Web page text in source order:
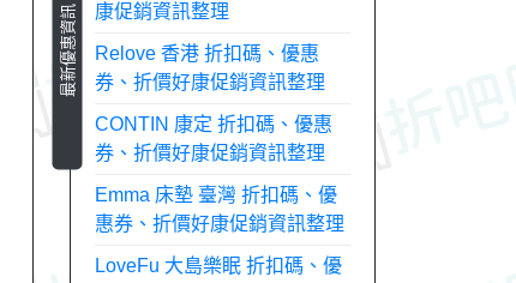
最新優惠資訊
康促銷資訊整理
Relove 香港 折扣碼、優惠
券、折價好康促銷資訊整理
CONTIN 康定 折扣碼、優惠
券、折價好康促銷資訊整理
Emma 床墊 臺灣 折扣碼、優
惠券、折價好康促銷資訊整理
LoveFu 大島樂眠 折扣碼、優